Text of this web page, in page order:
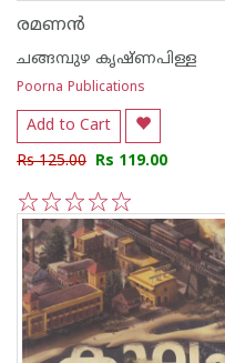
രമണ‌ന്‍
ചങ്ങമ്പുഴ കൃഷ്ണപിള്ള
Poorna Publications
Add to Cart
Rs 125.00 Rs 119.00
5
4
3
2
1